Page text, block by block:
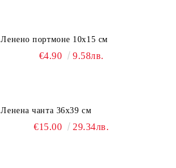
Ленено портмоне 10х15 см
€4.90 9.58лв.
Ленена чанта 36х39 см
€15.00 29.34лв.